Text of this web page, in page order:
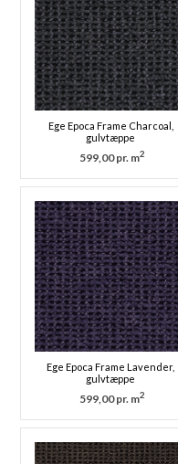
Ege Epoca Frame Charcoal,
gulvtæppe
599,00 pr. m2
Ege Epoca Frame Lavender,
gulvtæppe
599,00 pr. m2